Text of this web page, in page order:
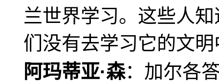
兰世界学习。这些人
们没有去学习它的文
阿玛蒂亚·森：加尔各